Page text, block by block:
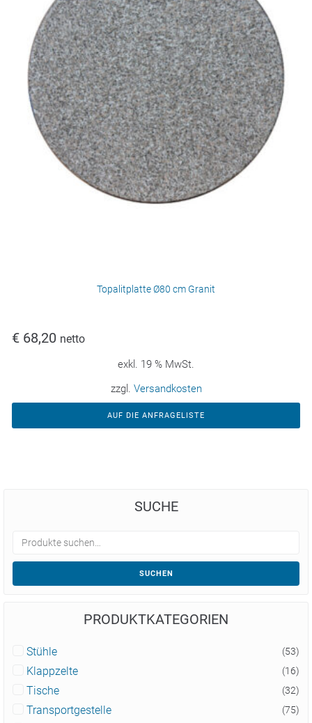
Topalitplatte Ø80 cm Granit
€ 68,20 netto
exkl. 19 % MwSt.
zzgl. Versandkosten
AUF DIE ANFRAGELISTE
SUCHE
SUCHEN
PRODUKTKATEGORIEN
Stühle (53)
Klappzelte (16)
Tische (32)
Transportgestelle (75)